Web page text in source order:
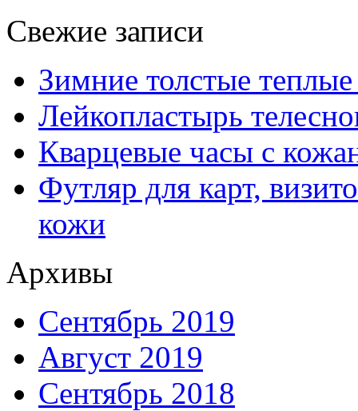
Свежие записи
Зимние толстые
Лейкопластырь
Кварцевые часы с
Футляр для карт,
кожи
Архивы
Сентябрь 2019
Август 2019
Сентябрь 2018